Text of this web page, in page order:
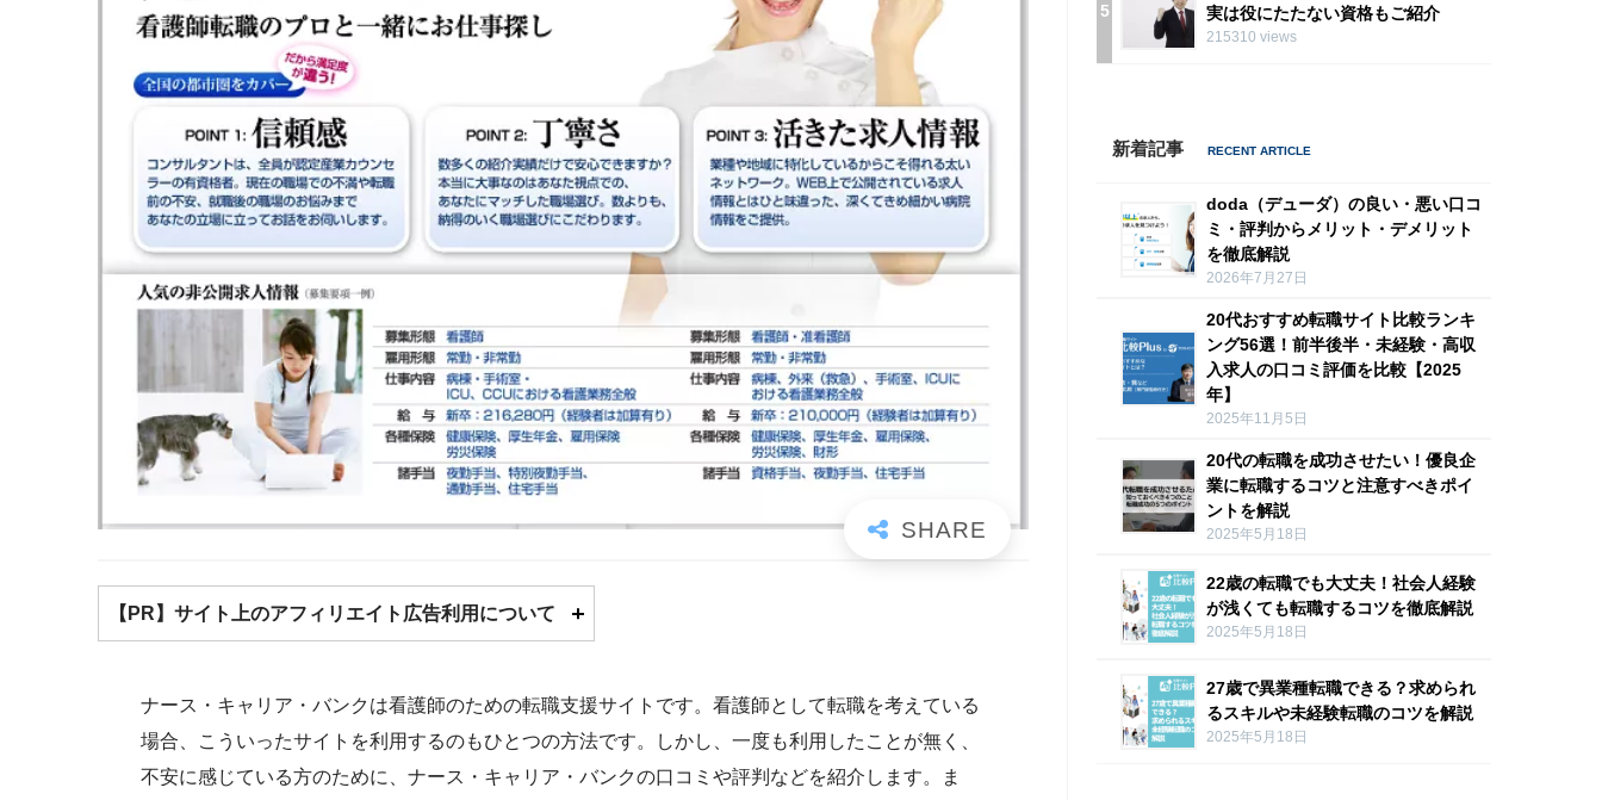
【PR】サイト上のアフィリエイト広告利用について
ナース・キャリア・バンクは看護師のための転職支援サイトです。看護師として転職を考えている
場合、こういったサイトを利用するのもひとつの方法です。しかし、一度も利用したことが無く、
不安に感じている方のために、ナース・キャリア・バンクの口コミや評判などを紹介します。ま
5
実は役にたたない資格もご紹介
215310 views
新着記事
doda（デューダ）の良い・悪い口コ
ミ・評判からメリット・デメリット
を徹底解説
2026年7月27日
20代おすすめ転職サイト比較ランキ
ング56選！前半後半・未経験・高収
入求人の口コミ評価を比較【2025
年】
2025年11月5日
20代の転職を成功させたい！優良企
業に転職するコツと注意すべきポイ
ントを解説
2025年5月18日
22歳の転職でも大丈夫！社会人経験
が浅くても転職するコツを徹底解説
2025年5月18日
27歳で異業種転職できる？求められ
るスキルや未経験転職のコツを解説
2025年5月18日